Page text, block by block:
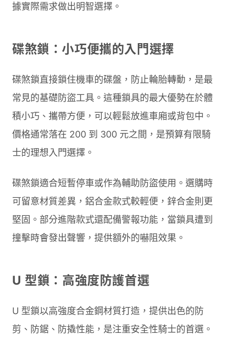
據實際需求做出明智選擇。
碟煞鎖：小巧便攜的入門選擇
碟煞鎖直接鎖住機車的碟盤，防止輪胎轉動，是最
常見的基礎防盜工具。這種鎖具的最大優勢在於體
積小巧、攜帶方便，可以輕鬆放進車廂或背包中。
價格通常落在 200 到 300 元之間，是預算有限騎
士的理想入門選擇。
碟煞鎖適合短暫停車或作為輔助防盜使用。選購時
可留意材質差異，鋁合金款式較輕便，鋅合金則更
堅固。部分進階款式還配備警報功能，當鎖具遭到
撞擊時會發出聲響，提供額外的嚇阻效果。
U 型鎖：高強度防護首選
U 型鎖以高強度合金鋼材質打造，提供出色的防
剪、防鋸、防撬性能，是注重安全性騎士的首選。